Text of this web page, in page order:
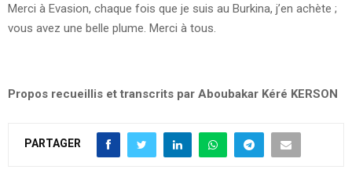
Merci à Evasion, chaque fois que je suis au Burkina, j’en achète ;
vous avez une belle plume. Merci à tous.
Propos recueillis et transcrits par Aboubakar Kéré KERSON
PARTAGER